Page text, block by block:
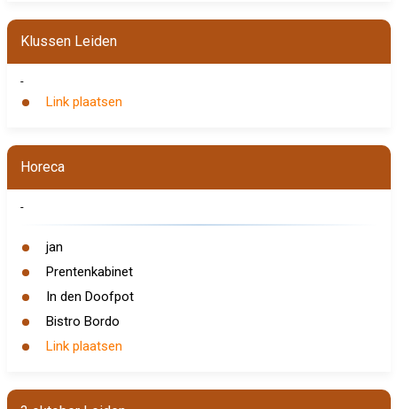
Klussen Leiden
-
Link plaatsen
Horeca
-
jan
Prentenkabinet
In den Doofpot
Bistro Bordo
Link plaatsen